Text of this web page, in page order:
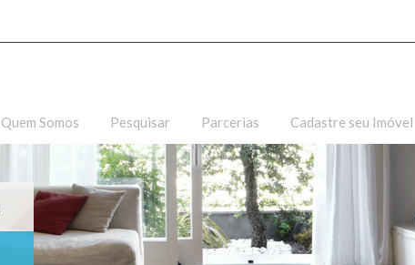
Quem Somos Pesquisar Parcerias Cadastre seu Imóvel